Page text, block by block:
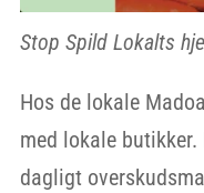
Stop Spild Lokalts
Hos de lokale
med lokale butikker.
dagligt